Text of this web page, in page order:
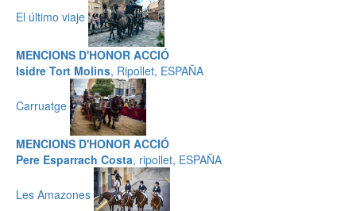
El último viaje
MENCIONS D'HONOR ACCIÓ
Isidre Tort Molins, Ripollet, ESPAÑA
Carruatge
MENCIONS D'HONOR ACCIÓ
Pere Esparrach Costa, ripollet, ESPAÑA
Les Amazones